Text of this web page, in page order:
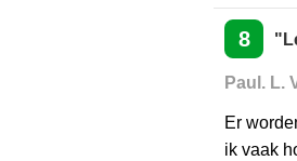
8
Paul. L.
Er
ik vaak